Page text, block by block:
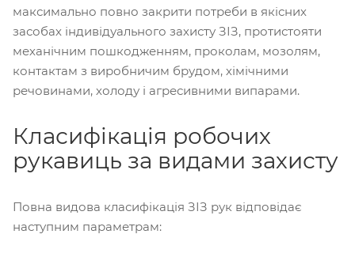
максимально повно закрити потреби в якісних
засобах індивідуального захисту ЗІЗ, протистояти
механічним пошкодженням, проколам, мозолям,
контактам з виробничим брудом, хімічними
речовинами, холоду і агресивними випарами.
Класифікація робочих
рукавиць за видами захисту
Повна видова класифікація ЗІЗ рук відповідає
наступним параметрам: